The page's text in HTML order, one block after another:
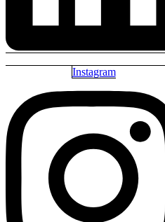
Instagram